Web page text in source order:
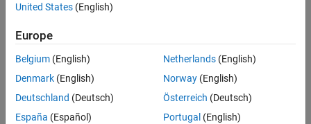
RELATED VIDEOS
View more related videos
United States (English)
Europe
Belgium (English)
Denmark (English)
Deutschland (Deutsch)
España (Español)
Netherlands(English)
Norway(English)
Österreich (Deutsch)
Portugal (English)